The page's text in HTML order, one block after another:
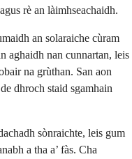
rè an làimhseachaidh.
an solaraiche cùram
aghaidh nan cunnartan, leis
na grùthan. San aon
dhroch staid sgamhain
sònraichte, leis gum
a tha a’ fàs. Cha